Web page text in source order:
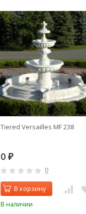
Tiered Versailles MF 238
0 ₽
0
В корзину
В наличии